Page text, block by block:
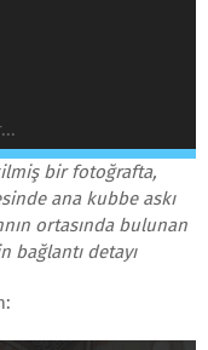
bir fotoğrafta,
ana kubbe askı
ortasında bulunan
bağlantı detayı